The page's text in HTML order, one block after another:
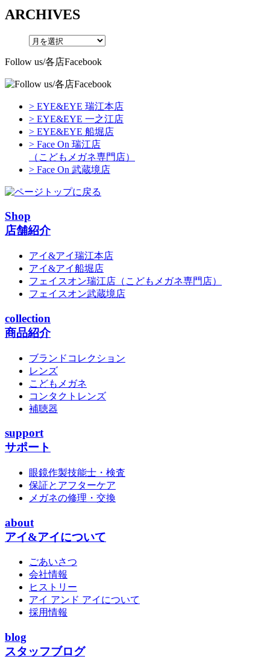
ARCHIVES
Follow us/各店Facebook
> EYE&EYE 瑞江本店
> EYE&EYE 一之江店
> EYE&EYE 船堀店
> Face On 瑞江店
（こどもメガネ専門店）
> Face On 武蔵境店
Shop
店舗紹介
アイ&アイ瑞江本店
アイ&アイ船堀店
フェイスオン瑞江店 （こどもメガネ専門店）
フェイスオン武蔵境店
collection
商品紹介
ブランドコレクション
レンズ
こどもメガネ
コンタクトレンズ
補聴器
support
サポート
眼鏡作製技能士・検査
保証とアフターケア
メガネの修理・交換
about
アイ&アイについて
ごあいさつ
会社情報
ヒストリー
アイ アンド アイについて
採用情報
blog
スタッフブログ